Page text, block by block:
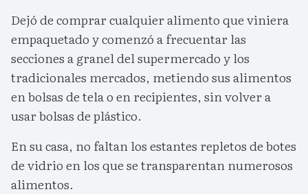
Dejó de comprar cualquier alimento que viniera
empaquetado y comenzó a frecuentar las
secciones a granel del supermercado y los
tradicionales mercados, metiendo sus alimentos
en bolsas de tela o en recipientes, sin volver a
usar bolsas de plástico.
En su casa, no faltan los estantes repletos de botes
de vidrio en los que se transparentan numerosos
alimentos.